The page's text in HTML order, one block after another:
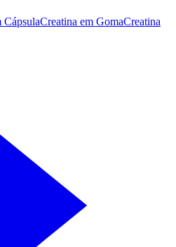
CápsulaCreatina em GomaCreatina